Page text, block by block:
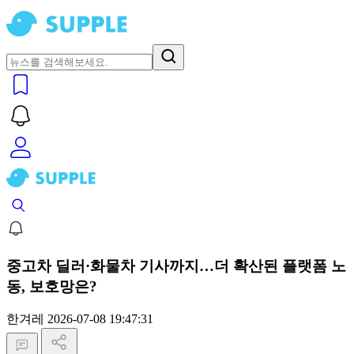
중고차 딜러·화물차 기사까지…더 확산된 플랫폼 노
동, 보호망은?
한겨레 2026-07-08 19:47:31